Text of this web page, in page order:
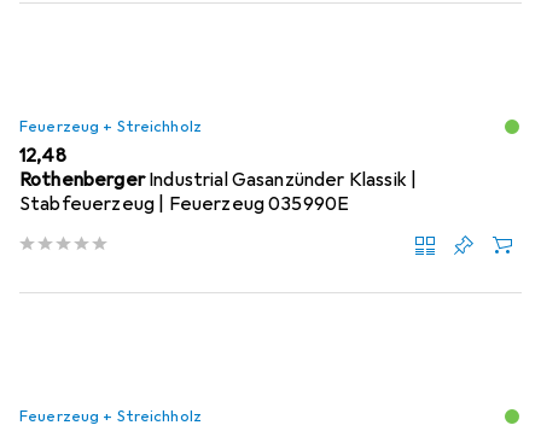
Feuerzeug + Streichholz
EUR
12,48
Rothenberger Industrial Gasanzünder Klassik |
Stabfeuerzeug | Feuerzeug 035990E
Feuerzeug + Streichholz